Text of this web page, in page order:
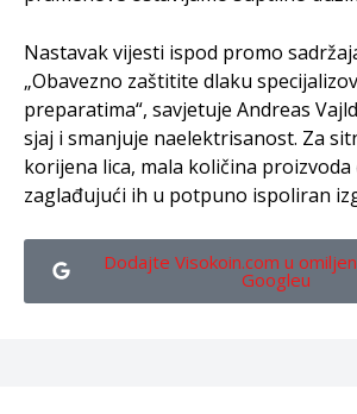
Nastavak vijesti ispod promo
„Obavezno zaštitite dlaku
preparatima“, savjetuje Andreas
sjaj i smanjuje naelektrisanost. Za
korijena lica, mala količina proizvoda
zaglađujući ih u potpuno ispoliran
Dodajte Visokoin.com u
Googleu